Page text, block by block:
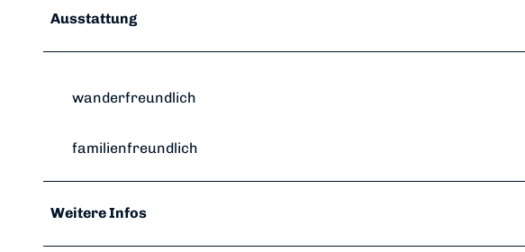
Ausstattung
wanderfreundlich
familienfreundlich
Weitere Infos